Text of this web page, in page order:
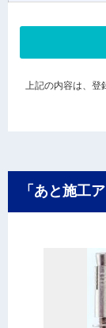
上記の内容は、
「あと施工